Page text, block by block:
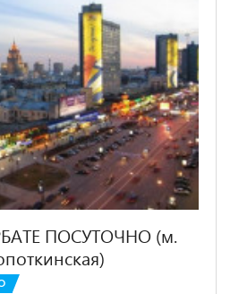
ПОСУТОЧНО (м.